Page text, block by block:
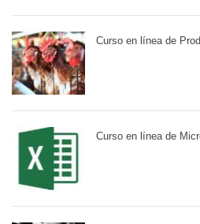
Curso en línea de
Curso en línea de